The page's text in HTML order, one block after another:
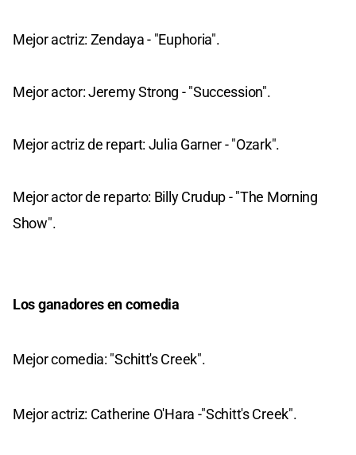
Mejor actriz: Zendaya - "Euphoria".
Mejor actor: Jeremy Strong - "Succession".
Mejor actriz de repart: Julia Garner - "Ozark".
Mejor actor de reparto: Billy Crudup - "The Morning
Show".
Los ganadores en comedia
Mejor comedia: "Schitt's Creek".
Mejor actriz: Catherine O'Hara -"Schitt's Creek".